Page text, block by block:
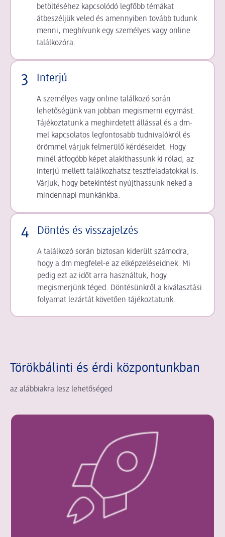
betöltéséhez kapcsolódó legfőbb témákat
átbeszéljük veled és amennyiben tovább tudunk
menni, meghívunk egy személyes vagy online
találkozóra.
3 Interjú
A személyes vagy online találkozó során
lehetőségünk van jobban megismerni egymást.
Tájékoztatunk a meghirdetett állással és a dm-
mel kapcsolatos legfontosabb tudnivalókról és
örömmel várjuk felmerülő kérdéseidet. Hogy
minél átfogóbb képet alakíthassunk ki rólad, az
interjú mellett találkozhatsz tesztfeladatokkal is.
Várjuk, hogy betekintést nyújthassunk neked a
mindennapi munkánkba.
4 Döntés és visszajelzés
A találkozó során biztosan kiderült számodra,
hogy a dm megfelel-e az elképzeléseidnek. Mi
pedig ezt az időt arra használtuk, hogy
megismerjünk téged. Döntésünkről a kiválasztási
folyamat lezártát követően tájékoztatunk.
Törökbálinti és érdi központunkban
az alábbiakra lesz lehetőséged